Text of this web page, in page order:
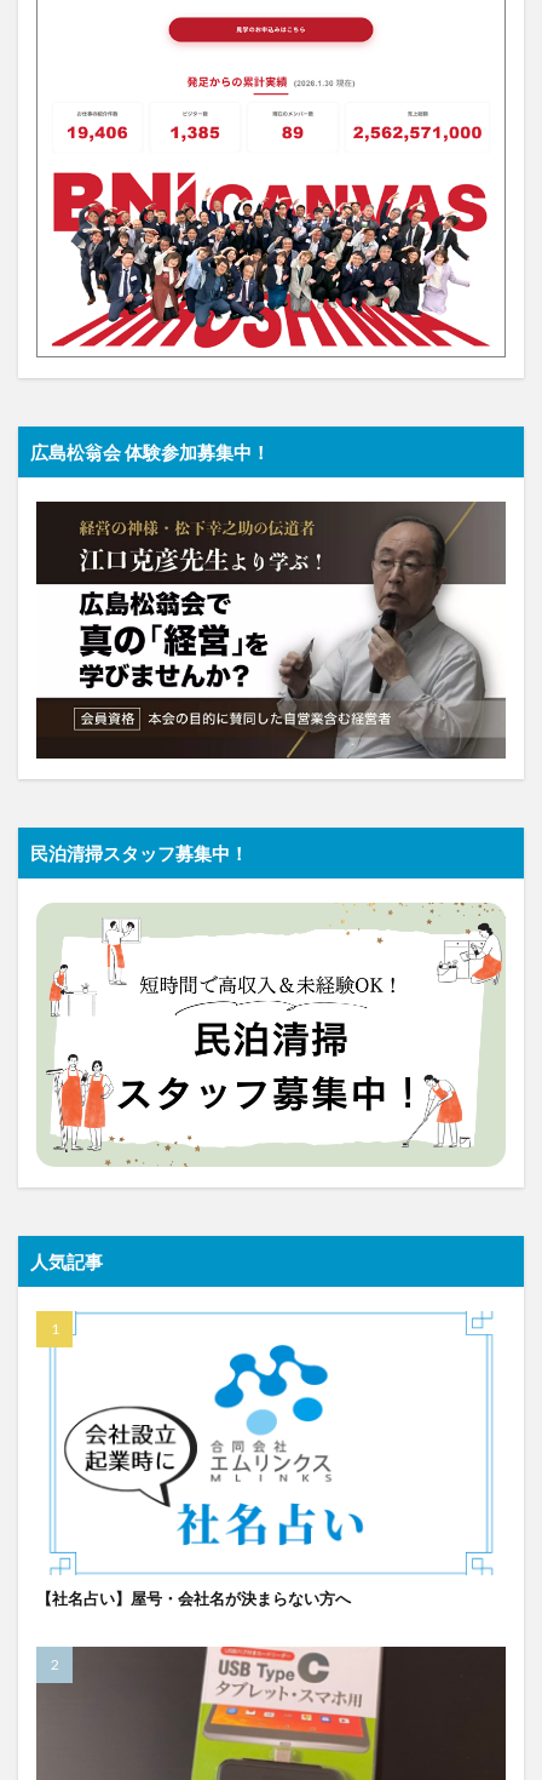
広島松翁会 体験参加募集中！
民泊清掃スタッフ募集中！
人気記事
【社名占い】屋号・会社名が決まらない方へ